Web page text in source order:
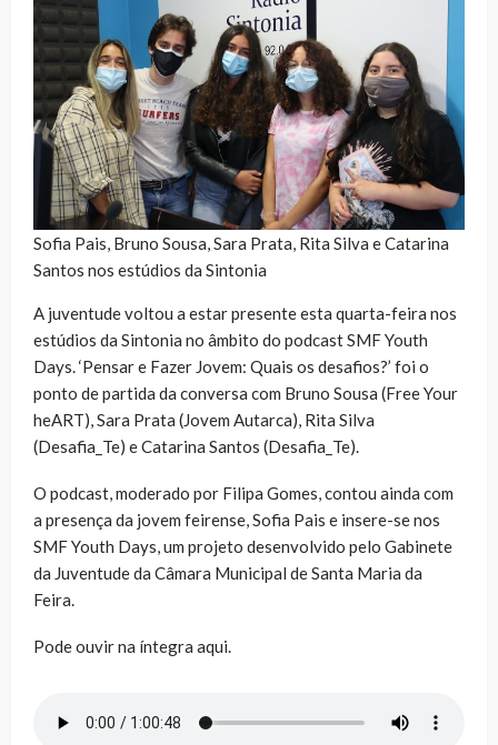
Sofia Pais, Bruno Sousa, Sara Prata, Rita Silva e Catarina
Santos nos estúdios da Sintonia
A juventude voltou a estar presente esta quarta-feira nos
estúdios da Sintonia no âmbito do podcast SMF Youth
Days. ‘Pensar e Fazer Jovem: Quais os desafios?’ foi o
ponto de partida da conversa com Bruno Sousa (Free Your
heART), Sara Prata (Jovem Autarca), Rita Silva
(Desafia_Te) e Catarina Santos (Desafia_Te).
O podcast, moderado por Filipa Gomes, contou ainda com
a presença da jovem feirense, Sofia Pais e insere-se nos
SMF Youth Days, um projeto desenvolvido pelo Gabinete
da Juventude da Câmara Municipal de Santa Maria da
Feira.
Pode ouvir na íntegra aqui.